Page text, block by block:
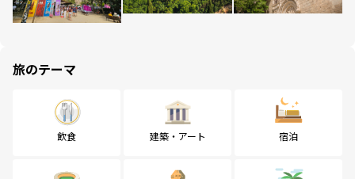
旅のテーマ
飲食 建築・アート 宿泊